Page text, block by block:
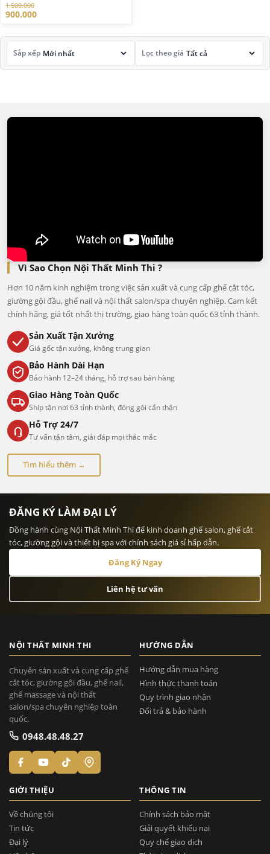
1.500.000
900.000
Sắp xếp Lọc theo giá
Vì Sao Chọn Nội Thất Minh Thi ?
Hơn 10 năm kinh nghiệm trong việc sản xuất và cung cấp ghế cắt tóc,
giường gội đầu, ghế nail và nội thất salon/spa chuyên nghiệp. Cam kết
chính hãng, giá tốt nhất thị trường, giao hàng toàn quốc 63 tỉnh thành.
Sản Xuất Tận Xưởng
Giá gốc tận xưởng, không trung gian
Bảo Hành Dài Hạn
Bảo hành 12–24 tháng, hỗ trợ sau bán hàng
Giao Hàng Toàn Quốc
Ship tận nơi 63 tỉnh thành, đóng gói cẩn thận
Hỗ Trợ 24/7
Tư vấn tận tâm, giải đáp mọi thắc mắc
Tìm hiểu thêm →
ĐĂNG KÝ LÀM ĐẠI LÝ
Đồng hành cùng Nội Thất Minh Thi để kinh doanh ghế salon, ghế cắt
tóc, giường gội và thiết bị spa với chính sách giá sỉ hấp dẫn.
Đăng Ký Ngay
Liên hệ tư vấn
NỘI THẤT MINH THI
Chuyên sản xuất và cung cấp ghế
cắt tóc, giường gội đầu, ghế nail,
ghế massage và nội thất
salon/spa chuyên nghiệp toàn
quốc.
0948.48.48.27
GIỚI THIỆU
Về chúng tôi
Tin tức
Đại lý
HƯỚNG DẪN
Hướng dẫn mua hàng
Hình thức thanh toán
Quy trình giao nhận
Đổi trả & bảo hành
THÔNG TIN
Chính sách bảo mật
Giải quyết khiếu nại
Quy chế giao dịch